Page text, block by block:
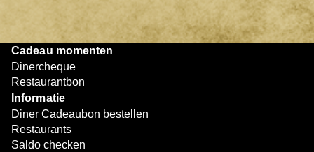
bijzondere eetmomenten.
Cadeau momenten
Dinercheque
Restaurantbon
Informatie
Diner Cadeaubon bestellen
Restaurants
Saldo checken